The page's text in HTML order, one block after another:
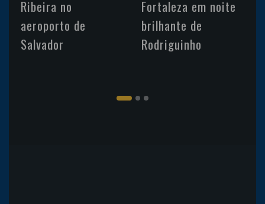
Ribeira no
aeroporto de
Salvador
Fortaleza em noite
brilhante de
Rodriguinho